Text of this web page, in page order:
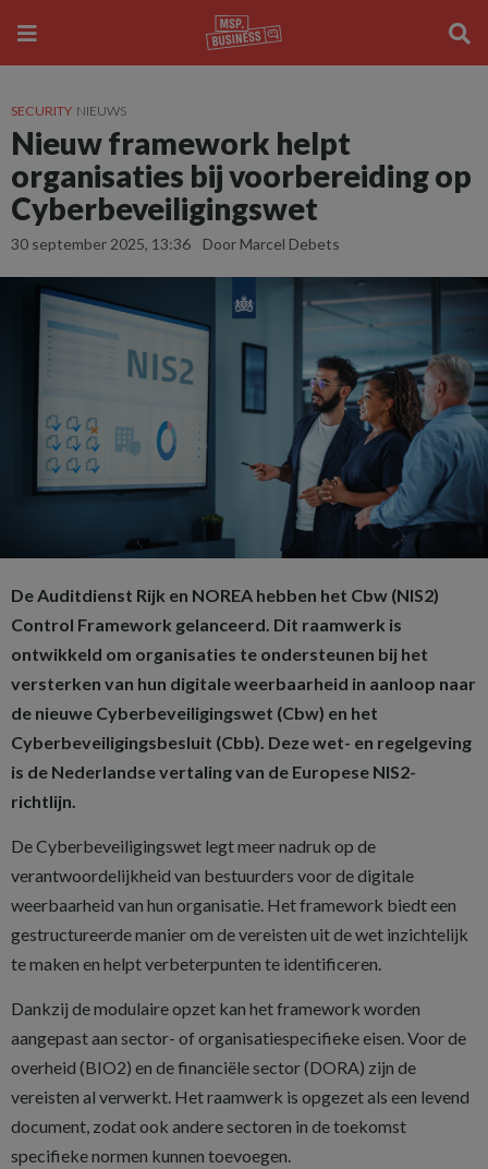
SECURITY NIEUWS
Nieuw framework helpt
organisaties bij voorbereiding op
Cyberbeveiligingswet
30 september 2025, 13:36 Door Marcel Debets
De Auditdienst Rijk en NOREA hebben het Cbw (NIS2)
Control Framework gelanceerd. Dit raamwerk is
ontwikkeld om organisaties te ondersteunen bij het
versterken van hun digitale weerbaarheid in aanloop naar
de nieuwe Cyberbeveiligingswet (Cbw) en het
Cyberbeveiligingsbesluit (Cbb). Deze wet- en regelgeving
is de Nederlandse vertaling van de Europese NIS2-
richtlijn.
De Cyberbeveiligingswet legt meer nadruk op de
verantwoordelijkheid van bestuurders voor de digitale
weerbaarheid van hun organisatie. Het framework biedt een
gestructureerde manier om de vereisten uit de wet inzichtelijk
te maken en helpt verbeterpunten te identificeren.
Dankzij de modulaire opzet kan het framework worden
aangepast aan sector- of organisatiespecifieke eisen. Voor de
overheid (BIO2) en de financiële sector (DORA) zijn de
vereisten al verwerkt. Het raamwerk is opgezet als een levend
document, zodat ook andere sectoren in de toekomst
specifieke normen kunnen toevoegen.